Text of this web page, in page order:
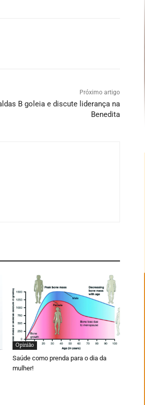
Próximo artigo
B goleia e discute liderança na
Benedita
Opinião
Saúde como prenda para o dia da
mulher!